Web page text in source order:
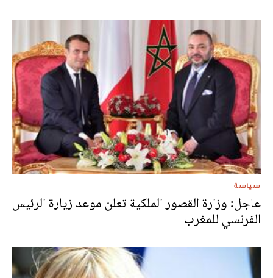
سياسة
عاجل: وزارة القصور الملكية تعلن موعد زيارة الرئيس
الفرنسي للمغرب